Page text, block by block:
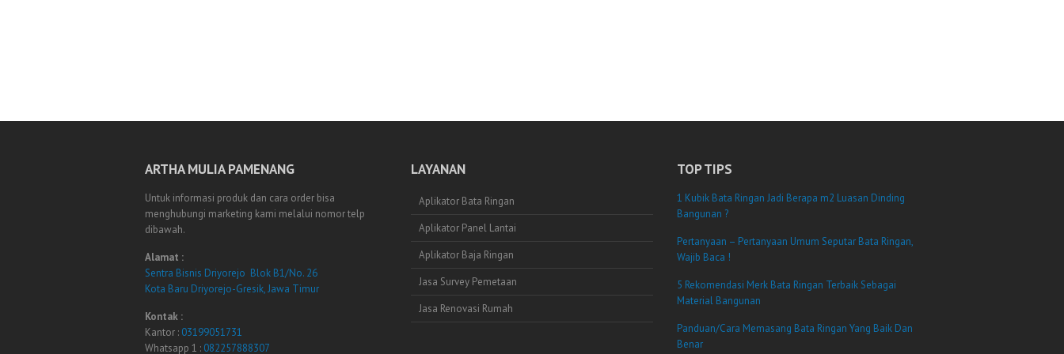
ARTHA MULIA PAMENANG
Untuk informasi produk dan cara order bisa
menghubungi marketing kami melalui nomor telp
dibawah.
Alamat :
Sentra Bisnis Driyorejo Blok B1/No. 26
Kota Baru Driyorejo-Gresik, Jawa Timur
Kontak :
Kantor : 03199051731
Whatsapp 1 : 082257888307
LAYANAN
Aplikator Bata Ringan
Aplikator Panel Lantai
Aplikator Baja Ringan
Jasa Survey Pemetaan
Jasa Renovasi Rumah
TOP TIPS
1 Kubik Bata Ringan Jadi Berapa m2 Luasan Dinding
Bangunan ?
Pertanyaan – Pertanyaan Umum Seputar Bata Ringan,
Wajib Baca !
5 Rekomendasi Merk Bata Ringan Terbaik Sebagai
Material Bangunan
Panduan/Cara Memasang Bata Ringan Yang Baik Dan
Benar